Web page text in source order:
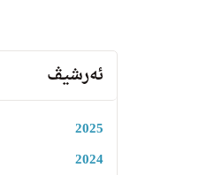
ئەرشیڤ
2025
2024